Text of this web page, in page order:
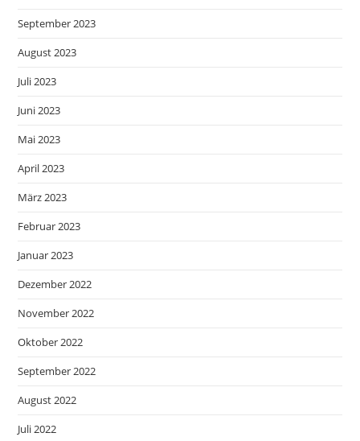
September 2023
August 2023
Juli 2023
Juni 2023
Mai 2023
April 2023
März 2023
Februar 2023
Januar 2023
Dezember 2022
November 2022
Oktober 2022
September 2022
August 2022
Juli 2022